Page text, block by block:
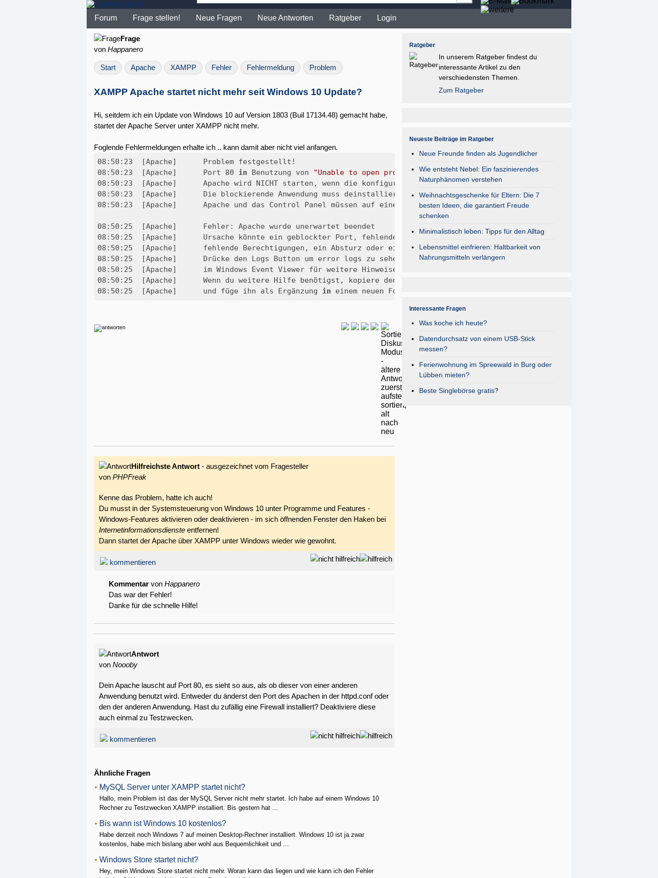
Forum Frage stellen! Neue Fragen Neue Antworten Ratgeber Login
Frage
von Happanero
Start Apache XAMPP Fehler Fehlermeldung Problem
XAMPP Apache startet nicht mehr seit Windows 10 Update?
Hi, seitdem ich ein Update von Windows 10 auf Version 1803 (Buil 17134.48) gemacht habe,
startet der Apache Server unter XAMPP nicht mehr.
Foglende Fehlermeldungen erhalte ich .. kann damit aber nicht viel anfangen.
08:50:23  [Apache] 	Problem festgestellt!
08:50:23  [Apache] 	Port 80 in Benutzung von "Unable to open process" (PID 4)!
08:50:23  [Apache] 	Apache wird NICHT starten, wenn die konfigurierten Ports nicht frei sind!
08:50:23  [Apache] 	Die blockierende Anwendung muss deinstalliert/deaktiviert/rekonfiguriert werden oder
08:50:23  [Apache] 	Apache und das Control Panel müssen auf einen anderen Port zu lauschen
08:50:25  [Apache] 	Fehler: Apache wurde unerwartet beendet
08:50:25  [Apache] 	Ursache könnte ein geblockter Port, fehlende Abhängigkeiten,
08:50:25  [Apache] 	fehlende Berechtigungen, ein Absturz oder ein Abbruch einer anderen Methode sein.
08:50:25  [Apache] 	Drücke den Logs Button um error logs zu sehen und prüfe
08:50:25  [Apache] 	im Windows Event Viewer für weitere Hinweise
08:50:25  [Apache] 	Wenn du weitere Hilfe benötigst, kopiere den kompletten Inhalt des Log Fensters
08:50:25  [Apache] 	und füge ihn als Ergänzung in einem neuen Forum Eintrag hinzu.
Hilfreichste Antwort - ausgezeichnet vom Fragesteller
von PHPFreak
Kenne das Problem, hatte ich auch!
Du musst in der Systemsteuerung von Windows 10 unter Programme und Features -
Windows-Features aktivieren oder deaktivieren - im sich öffnenden Fenster den Haken bei
Internetinformationsdienste entfernen!
Dann startet der Apache über XAMPP unter Windows wieder wie gewohnt.
kommentieren
Kommentar von Happanero
Das war der Fehler!
Danke für die schnelle Hilfe!
Antwort
von Noooby
Dein Apache lauscht auf Port 80, es sieht so aus, als ob dieser von einer anderen
Anwendung benutzt wird. Entweder du änderst den Port des Apachen in der httpd.conf oder
den der anderen Anwendung. Hast du zufällig eine Firewall installiert? Deaktiviere diese
auch einmal zu Testzwecken.
kommentieren
Ähnliche Fragen
• MySQL Server unter XAMPP startet nicht?
Hallo, mein Problem ist das der MySQL Server nicht mehr startet. Ich habe auf einem Windows 10
Rechner zu Testzwecken XAMPP installiert. Bis gestern hat ...
• Bis wann ist Windows 10 kostenlos?
Habe derzeit noch Windows 7 auf meinen Desktop-Rechner installiert. Windows 10 ist ja zwar
kostenlos, habe mich bislang aber wohl aus Bequemlichkeit und ...
• Windows Store startet nicht?
Hey, mein Windows Store startet nicht mehr. Woran kann das liegen und wie kann ich den Fehler
Ratgeber
In unserem Ratgeber findest du
interessante Artikel zu den
verschiedensten Themen.
Zum Ratgeber
Neueste Beiträge im Ratgeber
Neue Freunde finden als Jugendlicher
Wie entsteht Nebel: Ein faszinierendes
Naturphänomen verstehen
Weihnachtsgeschenke für Eltern: Die 7
besten Ideen, die garantiert Freude
schenken
Minimalistisch leben: Tipps für den Alltag
Lebensmittel einfrieren: Haltbarkeit von
Nahrungsmitteln verlängern
Interessante Fragen
Was koche ich heute?
Datendurchsatz von einem USB-Stick
messen?
Ferienwohnung im Spreewald in Burg oder
Lübben mieten?
Beste Singlebörse gratis?